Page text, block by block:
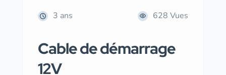
3 ans 628 Vues
Cable de démarrage
12V